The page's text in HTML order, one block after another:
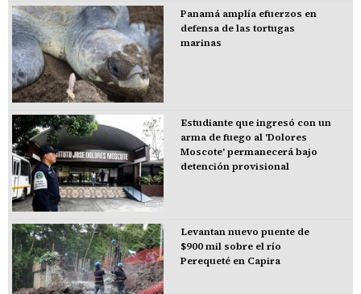
Panamá amplía efuerzos en
defensa de las tortugas
marinas
Estudiante que ingresó con un
arma de fuego al 'Dolores
Moscote' permanecerá bajo
detención provisional
Levantan nuevo puente de
$900 mil sobre el río
Perequeté en Capira